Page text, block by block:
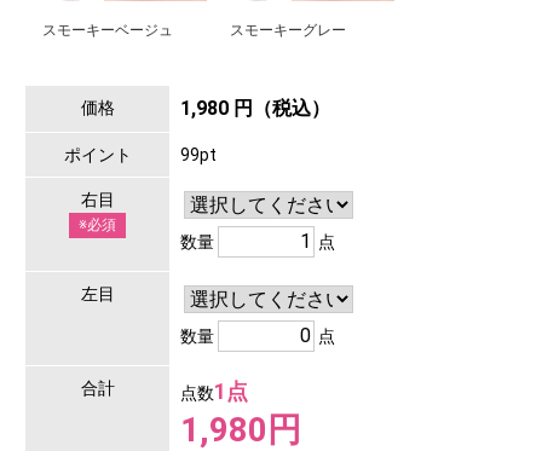
スモーキーベージュ スモーキーグレー
価格 1,980 円（税込）
ポイント 99pt
右目
※必須
数量 点
左目
数量 点
合計 点数1点
1,980円